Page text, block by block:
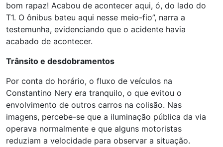
bom rapaz! Acabou de acontecer aqui, ó, do lado do
T1. O ônibus bateu aqui nesse meio-fio”, narra a
testemunha, evidenciando que o acidente havia
acabado de acontecer.
Trânsito e desdobramentos
Por conta do horário, o fluxo de veículos na
Constantino Nery era tranquilo, o que evitou o
envolvimento de outros carros na colisão. Nas
imagens, percebe-se que a iluminação pública da via
operava normalmente e que alguns motoristas
reduziam a velocidade para observar a situação.